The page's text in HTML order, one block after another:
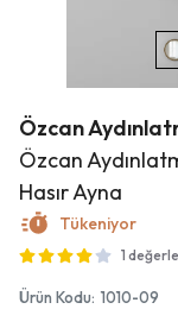
Özcan
Özcan
Hasır Ayna
Tükeniyor
1
Ürün Kodu: 1010-09